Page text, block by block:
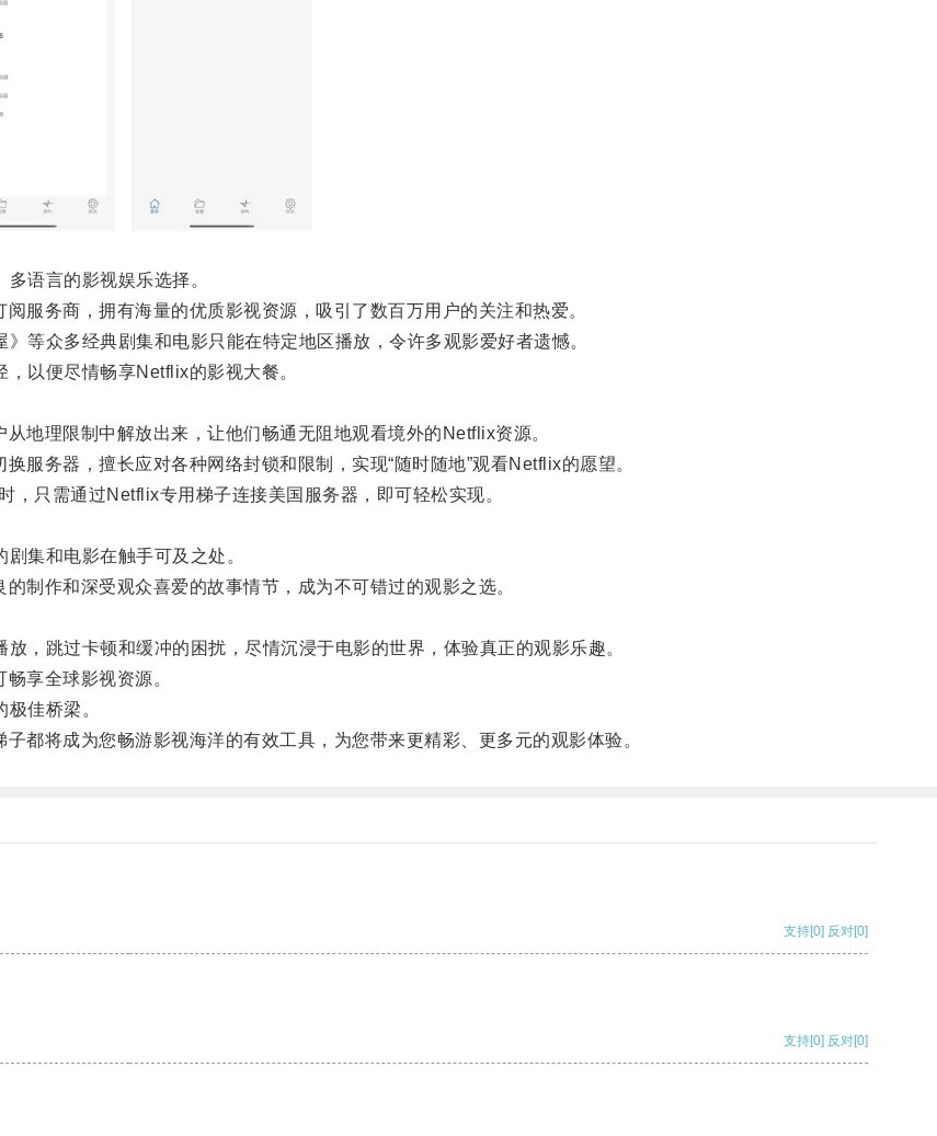
语言的影视娱乐选择。
务商，拥有海量的优质影视资源，吸引了数百万用户的关注和热爱。
众多经典剧集和电影只能在特定地区播放，令许多观影爱好者遗憾。
以便尽情畅享Netflix的影视大餐。
理限制中解放出来，让他们畅通无阻地观看境外的Netflix资源。
务器，擅长应对各种网络封锁和限制，实现“随时随地”观看Netflix的愿望。
只需通过Netflix专用梯子连接美国服务器，即可轻松实现。
集和电影在触手可及之处。
作和深受观众喜爱的故事情节，成为不可错过的观影之选。
跳过卡顿和缓冲的困扰，尽情沉浸于电影的世界，体验真正的观影乐趣。
享全球影视资源。
佳桥梁。
将成为您畅游影视海洋的有效工具，为您带来更精彩、更多元的观影体验。
支持[0] 反对[0]
支持[0] 反对[0]